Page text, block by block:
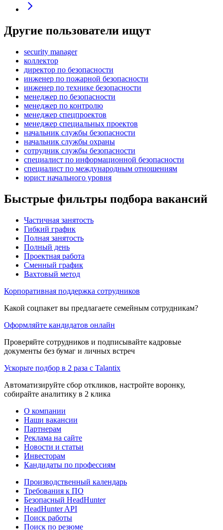
Другие пользователи ищут
security manager
коллектор
директор по безопасности
инженер по пожарной безопасности
инженер по технике безопасности
менеджер по безопасности
менеджер по контролю
менеджер спецпроектов
менеджер специальных проектов
начальник службы безопасности
начальник службы охраны
сотрудник службы безопасности
специалист по информационной безопасности
специалист по международным отношениям
юрист начального уровня
Быстрые фильтры подбора вакансий
Частичная занятость
Гибкий график
Полная занятость
Полный день
Проектная работа
Сменный график
Вахтовый метод
Корпоративная поддержка сотрудников
Какой соцпакет вы предлагаете семейным сотрудникам?
Оформляйте кандидатов онлайн
Проверяйте сотрудников и подписывайте кадровые
документы без бумаг и личных встреч
Ускорьте подбор в 2 раза с Talantix
Автоматизируйте сбор откликов, настройте воронку,
собирайте аналитику в 2 клика
О компании
Наши вакансии
Партнерам
Реклама на сайте
Новости и статьи
Инвесторам
Кандидаты по профессиям
Производственный календарь
Требования к ПО
Безопасный HeadHunter
HeadHunter API
Поиск работы
Поиск по резюме